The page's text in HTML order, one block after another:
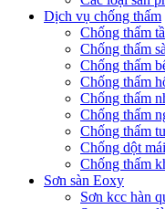
Dịch vụ chống thấm
Chống thấm
Chống thấm
Chống thấm
Chống thấm
Chống thấm
Chống thấm
Chống thấm
Chống dột
Chống thấm
Sơn sàn Eoxy
Sơn kcc hàn